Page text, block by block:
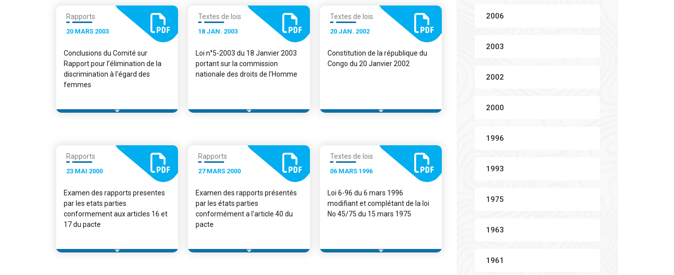
Rapports
20 MARS 2003
Conclusions du Comité sur
Rapport pour l’élimination de la
discrimination à l'égard des
femmes
Textes de lois
18 JAN. 2003
Loi n°5-2003 du 18 Janvier 2003
portant sur la commission
nationale des droits de l'Homme
Textes de lois
20 JAN. 2002
Constitution de la république du
Congo du 20 Janvier 2002
Rapports
23 MAI 2000
Examen des rapports presentes
par les etats parties
conformement aux articles 16 et
17 du pacte
Rapports
27 MARS 2000
Examen des rapports présentés
par les états parties
conformément a l'article 40 du
pacte
Textes de lois
06 MARS 1996
Loi 6-96 du 6 mars 1996
modifiant et complétant de la loi
No 45/75 du 15 mars 1975
2006
2003
2002
2000
1996
1993
1975
1963
1961